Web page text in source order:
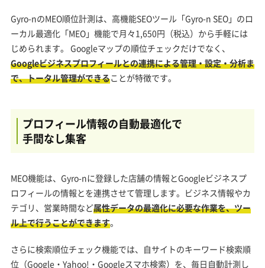
Gyro-nのMEO順位計測は、高機能SEOツール「Gyro-n SEO」のロ
ーカル最適化「MEO」機能で月々1,650円（税込）から手軽には
じめられます。 Googleマップの順位チェックだけでなく、
Googleビジネスプロフィールとの連携による管理・設定・分析ま
で、トータル管理ができることが特徴です。
プロフィール情報の自動最適化で
手間なし集客
MEO機能は、Gyro-nに登録した店舗の情報とGoogleビジネスプ
ロフィールの情報とを連携させて管理します。ビジネス情報やカ
テゴリ、営業時間など属性データの最適化に必要な作業を、ツー
ル上で行うことができます。
さらに検索順位チェック機能では、自サイトのキーワード検索順
位（Google・Yahoo!・Googleスマホ検索）を、毎日自動計測し